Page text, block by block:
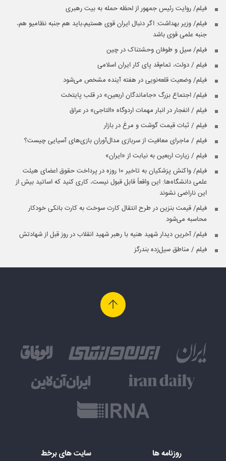
فیلم/ روایت رئیس جمهور از لحظه حمله به بیت رهبری
فیلم/ وزیر بهداشت: اگر دنبال ایران قوی هستیم،باید هم جنبه نظامیو هم،
جنبه علمی قوی باشد
فیلم/ سیل و طوفان وحشتناک در چین
فیلم / دولت، تمام‌قد پای کار ایران اسلامی
فیلم/ وضعیت قلعه‌نویی در هفته آینده مشخص می‌شود
فیلم/ اجتماع بزرگ «جاماندگان اربعین» در قلب پایتخت
فیلم / انفجار در انبار مهمات اردوگاه «التاجی» در عراق
فیلم / ثبات قیمت گوشت و مرغ در بازار
فیلم / ماجرای معافیت از سربازی مدال‌آوران بازی‌های آسیایی چیست؟
فیلم / زیارت اربعین به نیابت از «ایران»
فیلم/ واکنش پزشکیان به تاخیر ۱۰ روزه در پرداخت حقوق اعضای هیئت
علمی دانشگاه‌ها: این واقعاً قابل قبول نیست، کاری کنید که اساتید بیش از
این ناراضی نشوند
فیلم/ قیمت بنزین در طرح انتقال کارت سوخت به کارت بانکی خودکار
محاسبه می‌شود
فیلم/ آخرین دیدار شهید هنیه با رهبر شهید انقلاب در روز قبل از شهادتش
فیلم / مناطق سیل‌زده بندرگز
روزنامه ها سایت های برخط